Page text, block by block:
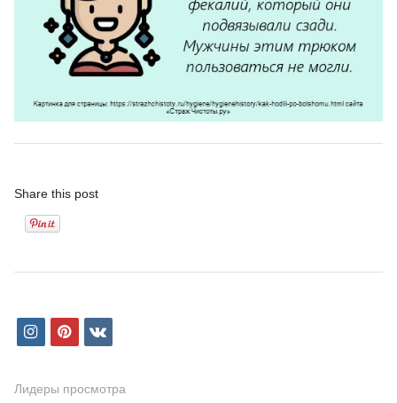
Share this post
i
s
p
n
v
Лидеры просмотра